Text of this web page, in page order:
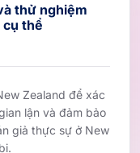
thử nghiệm
cụ thể
Zealand để xác
lận và đảm bảo
giả thực sự ở New